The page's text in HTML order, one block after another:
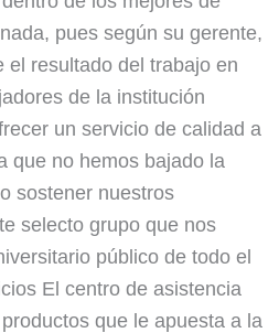
pues según su gerente,
el resultado del trabajo en
de la institución
un servicio de calidad a
que no hemos bajado la
sostener nuestros
selecto grupo que nos
público de todo el
El centro de asistencia
que le apuesta a la